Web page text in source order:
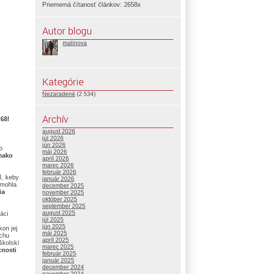
keby
jej
Priemerná čítanosť článkov: 2658x
Autor blogu
malinova
Kategórie
Nezaradené (2 534)
Archív
august 2026
júl 2026
jún 2026
máj 2026
apríl 2026
marec 2026
február 2026
január 2026
december 2025
november 2025
október 2025
september 2025
august 2025
júl 2025
jún 2025
máj 2025
apríl 2025
marec 2025
február 2025
január 2025
december 2024